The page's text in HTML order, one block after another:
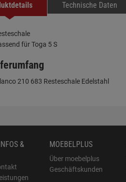
Technische Daten
für Toga 5 S
210 683 Resteschale Edelstahl
&
MOEBELPLUS
Über moebelplus
Geschäftskunden